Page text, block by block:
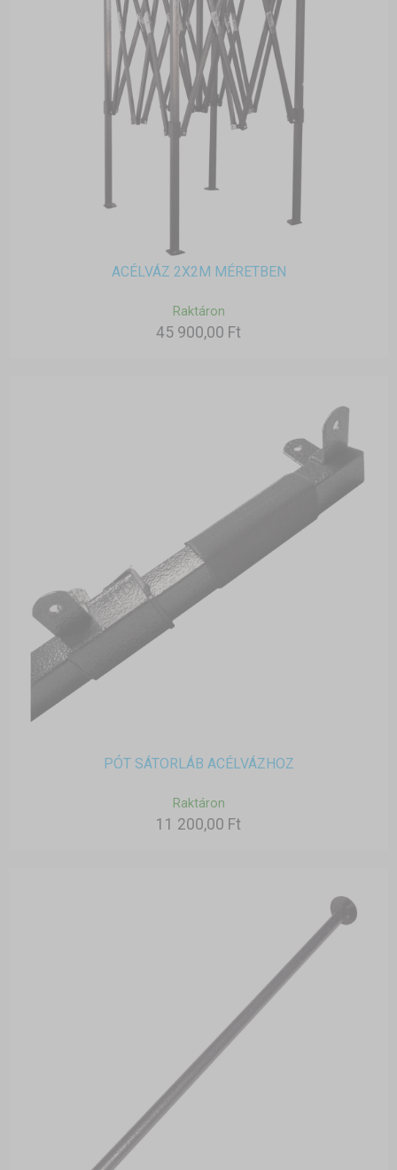
ACÉLVÁZ 2X2M MÉRETBEN
Raktáron
45 900,00 Ft
PÓT SÁTORLÁB ACÉLVÁZHOZ
Raktáron
11 200,00 Ft